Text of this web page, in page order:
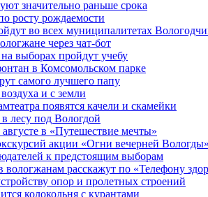
значительно раньше срока
росту рождаемости
во всех муниципалитетах
через чат-бот
выборах пройдут учебу
в Комсомольском парке
самого лучшего папу
и с земли
появятся качели и скамейки
лесу под Вологдой
в «Путешествие мечты»
акции «Огни вечерней Вологды»
к предстоящим выборам
расскажут по «Телефону
опор и пролетных строений
колокольня с курантами